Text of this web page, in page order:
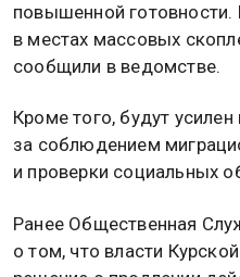
повышенной готовности.
в местах массовых
сообщили в ведомстве.
Кроме того, будут усилен
за соблюдением
и проверки социальных
Ранее Общественная
о том, что власти